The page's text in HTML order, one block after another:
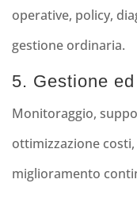
operative, policy,
gestione ordinaria.
5. Gestione
Monitoraggio,
ottimizzazione
miglioramento